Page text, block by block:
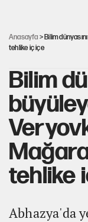
Anasayfa > Bilim
tehlike iç içe
Bilim
tehlike
Abhazya'da